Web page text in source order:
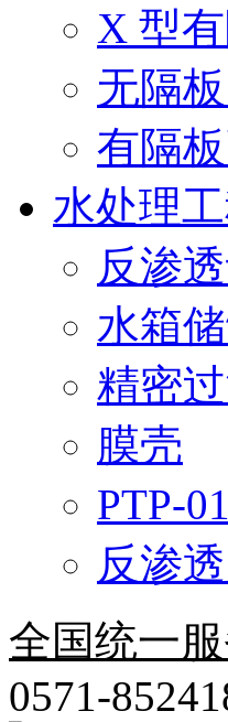
X 型
无隔
有隔
水处理
反渗
水箱
精密
膜壳
PTP-
反渗
全国统一
0571-